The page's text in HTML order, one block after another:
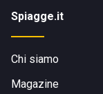
Spiagge.it
Chi siamo
Magazine